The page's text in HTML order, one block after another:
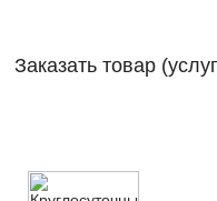
Заказать товар